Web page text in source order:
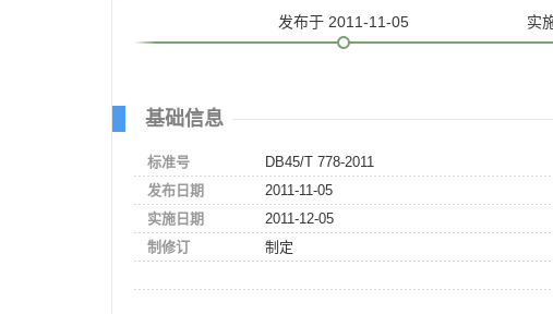
发布于 2011-11-05 实
基础信息
标准号
DB45/T 778-2011
发布日期
2011-11-05
实施日期
2011-12-05
制修订
制定